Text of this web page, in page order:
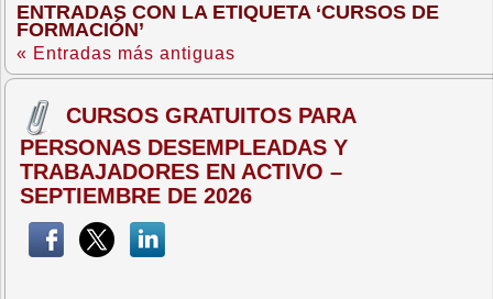
ENTRADAS CON LA ETIQUETA ‘CURSOS DE
FORMACIÓN’
« Entradas más antiguas
CURSOS GRATUITOS PARA
PERSONAS DESEMPLEADAS Y
TRABAJADORES EN ACTIVO –
SEPTIEMBRE DE 2026